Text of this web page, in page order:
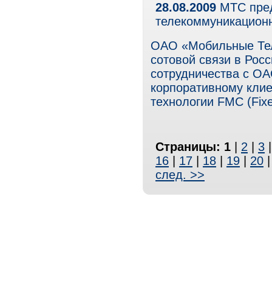
28.08.2009 МТС
ОАО «Мобильные
сотовой связи в
сотрудничества с
корпоративному
технологии FMC
Страницы: 1 2 3
16
17 18 19 20
след. >>